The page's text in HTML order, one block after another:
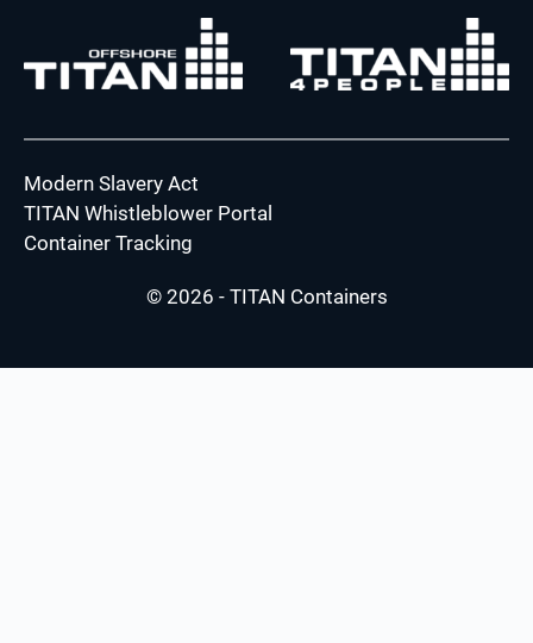
Modern Slavery Act
TITAN Whistleblower Portal
Container Tracking
© 2026 - TITAN Containers